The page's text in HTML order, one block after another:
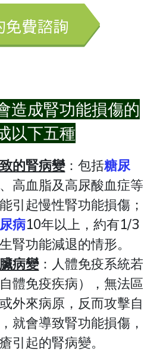
造成腎功能損傷的
以下五種
的腎病變：包括糖尿
高血脂及高尿酸血症等
引起慢性腎功能損傷；
病10年以上，約有1/3
腎功能減退的情形。
病變：人體免疫系統若
體免疫疾病），無法區
外來病原，反而攻擊自
就會導致腎功能損傷，
引起的腎病變。